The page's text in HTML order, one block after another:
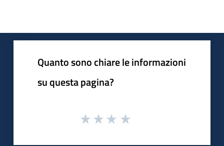
Quanto sono chiare le informazioni
su questa pagina?